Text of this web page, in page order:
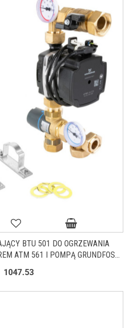
BTU 501 DO OGRZEWANIA
ATM 561 I POMPĄ GRUNDFOS
1047.53